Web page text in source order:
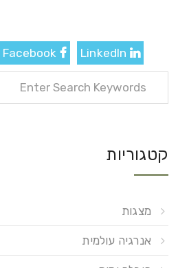
קטגוריות
מצגות
אנרגיה עולמית